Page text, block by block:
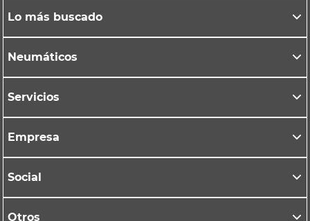
Lo más buscado
Neumáticos
Servicios
Empresa
Social
Otros